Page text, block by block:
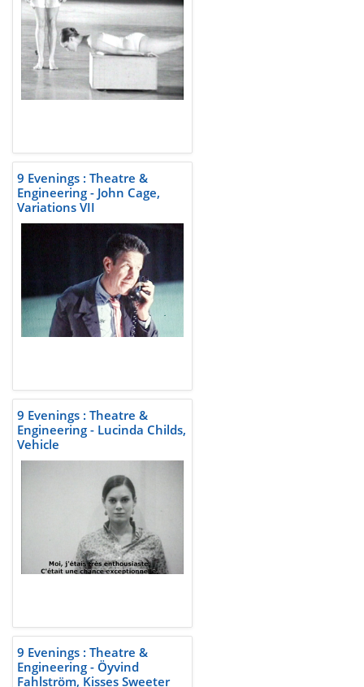
9 Evenings : Theatre &
Engineering - John Cage,
Variations VII
9 Evenings : Theatre &
Engineering - Lucinda Childs,
Vehicle
9 Evenings : Theatre &
Engineering - Öyvind
Fahlström, Kisses Sweeter